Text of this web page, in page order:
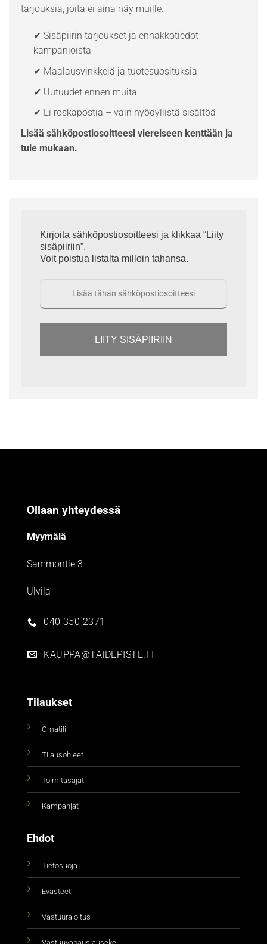
tarjouksia, joita ei aina näy muille.
✔ Sisäpiirin tarjoukset ja ennakkotiedot
kampanjoista
✔ Maalausvinkkejä ja tuotesuosituksia
✔ Uutuudet ennen muita
✔ Ei roskapostia – vain hyödyllistä sisältöä
Lisää sähköpostiosoitteesi viereiseen kenttään ja
tule mukaan.
Kirjoita sähköpostiosoitteesi ja klikkaa “Liity
sisäpiiriin”.
Voit poistua listalta milloin tahansa.
LIITY SISÄPIIRIIN
Ollaan yhteydessä
Myymälä
Sammontie 3
Ulvila
040 350 2371
KAUPPA@TAIDEPISTE.FI
Tilaukset
Omatili
Tilausohjeet
Toimitusajat
Kampanjat
Ehdot
Tietosuoja
Evästeet
Vastuurajoitus